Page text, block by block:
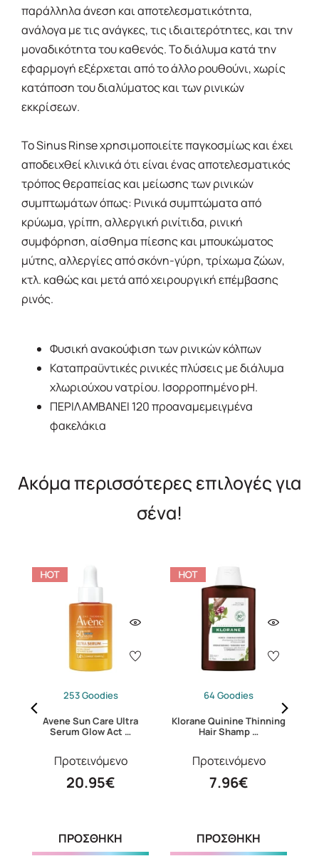
παράλληλα άνεση και αποτελεσματικότητα,
ανάλογα με τις ανάγκες, τις ιδιαιτερότητες, και την
μοναδικότητα του καθενός. Το διάλυμα κατά την
εφαρμογή εξέρχεται από το άλλο ρουθούνι, χωρίς
κατάποση του διαλύματος και των ρινικών
εκκρίσεων.
Το Sinus Rinse χρησιμοποιείτε παγκοσμίως και έχει
αποδειχθεί κλινικά ότι είναι ένας αποτελεσματικός
τρόπος θεραπείας και μείωσης των ρινικών
συμπτωμάτων όπως: Ρινικά συμπτώματα από
κρύωμα, γρίπη, αλλεργική ρινίτιδα, ρινική
συμφόρηση, αίσθημα πίεσης και μπουκώματος
μύτης, αλλεργίες από σκόνη-γύρη, τρίχωμα ζώων,
κτλ. καθώς και μετά από χειρουργική επέμβασης
ρινός.
Φυσική ανακούφιση των ρινικών κόλπων
Καταπραϋντικές ρινικές πλύσεις με διάλυμα
χλωριούχου νατρίου. Ισορροπημένο pH.
ΠΕΡΙΛΑΜΒΑΝΕΙ 120 προαναμεμειγμένα
φακελάκια
Ακόμα περισσότερες επιλογές για
σένα!
253 Goodies
Avene Sun Care Ultra
Serum Glow Act …
Προτεινόμενο
20.95€
ΠΡΟΣΘΗΚΗ
64 Goodies
Klorane Quinine Thinning
Hair Shamp …
Προτεινόμενο
7.96€
ΠΡΟΣΘΗΚΗ